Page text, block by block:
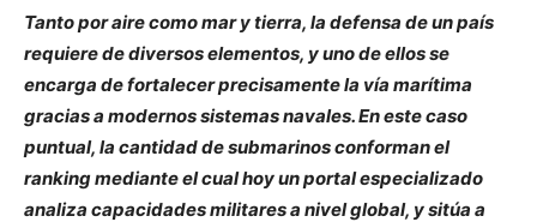
Tanto por aire como mar y tierra, la defensa de un país
requiere de diversos elementos, y uno de ellos se
encarga de fortalecer precisamente la vía marítima
gracias a modernos sistemas navales. En este caso
puntual, la cantidad de submarinos conforman el
ranking mediante el cual hoy un portal especializado
analiza capacidades militares a nivel global, y sitúa a